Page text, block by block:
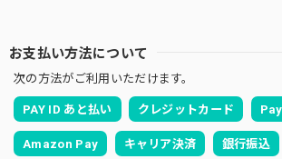
手のひらボールM フタ付き
とってもかわいい器です！歪み等も一切無
お支払い方法について
次の方法がご利用いただけます。
PAY ID あと払い クレジットカード
Amazon Pay キャリア決済 銀行振込